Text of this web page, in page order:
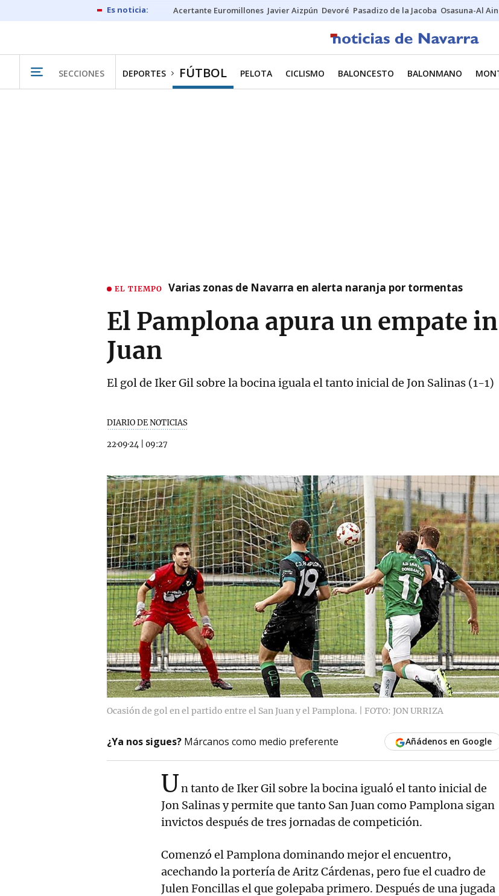
Acertante Euromillones Javier Aizpún Devoré Pasadizo de la Jacoba Osasuna-Al Ain
SECCIONES DEPORTES FÚTBOL PELOTA CICLISMO BALONCESTO BALONMANO
EL TIEMPO Varias zonas de Navarra en alerta naranja por tormentas
El Pamplona apura un empate
Juan
El gol de Iker Gil sobre la bocina iguala el tanto inicial de Jon Salinas (1-1)
DIARIO DE NOTICIAS
22·09·24 09:27
Ocasión de gol en el partido entre el San Juan y el Pamplona. | FOTO: JON URRIZA
¿Ya nos sigues? Márcanos como medio preferente Añádenos en Google
Un tanto de Iker Gil sobre la bocina igualó el tanto inicial de
Jon Salinas y permite que tanto San Juan como Pamplona sigan
invictos después de tres jornadas de competición.
Comenzó el Pamplona dominando mejor el encuentro,
acechando la portería de Aritz Cárdenas, pero fue el cuadro de
Julen Foncillas el que golepaba primero. Después de una jugada